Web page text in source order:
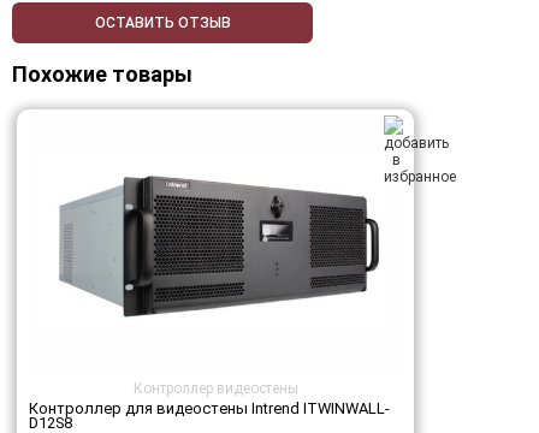
ОСТАВИТЬ ОТЗЫВ
Похожие товары
Контроллер видеостены
Контроллер для видеостены Intrend ITWINWALL-
D12S8